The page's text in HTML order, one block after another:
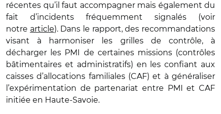
récentes qu’il faut accompagner mais également du
fait d’incidents fréquemment signalés (voir
notre article). Dans le rapport, des recommandations
visant à harmoniser les grilles de contrôle, à
décharger les PMI de certaines missions (contrôles
bâtimentaires et administratifs) en les confiant aux
caisses d’allocations familiales (CAF) et à généraliser
l’expérimentation de partenariat entre PMI et CAF
initiée en Haute-Savoie.